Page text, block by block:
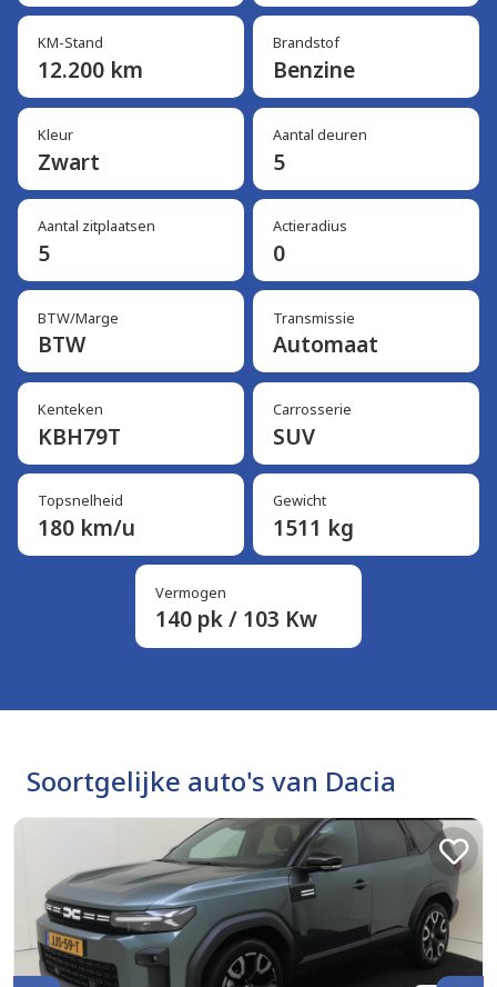
KM-Stand
12.200 km
Brandstof
Benzine
Kleur
Zwart
Aantal deuren
5
Aantal zitplaatsen
5
Actieradius
0
BTW/Marge
BTW
Transmissie
Automaat
Kenteken
KBH79T
Carrosserie
SUV
Topsnelheid
180 km/u
Gewicht
1511 kg
Vermogen
140 pk / 103 Kw
Soortgelijke auto's van Dacia